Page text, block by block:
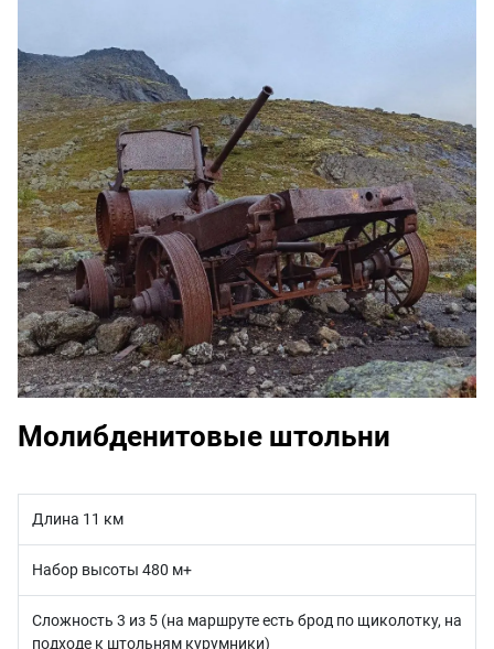
Молибденитовые штольни
Длина 11 км
Набор высоты 480 м+
Сложность 3 из 5 (на маршруте есть брод по щиколотку, на
подходе к штольням курумники)